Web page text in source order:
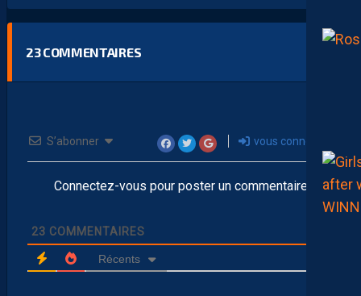
23COMMENTAIRES
S’abonner vous connecter
Connectez-vous pour poster un commentaire
23 COMMENTAIRES
Récents